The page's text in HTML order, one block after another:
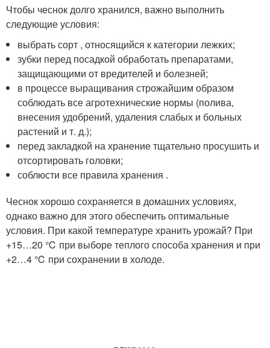
Чтобы чеснок долго хранился, важно выполнить
следующие условия:
выбрать сорт , относящийся к категории лежких;
зубки перед посадкой обработать препаратами,
защищающими от вредителей и болезней;
в процессе выращивания строжайшим образом
соблюдать все агротехнические нормы (полива,
внесения удобрений, удаления слабых и больных
растений и т. д.);
перед закладкой на хранение тщательно просушить и
отсортировать головки;
соблюсти все правила хранения .
Чеснок хорошо сохраняется в домашних условиях,
однако важно для этого обеспечить оптимальные
условия. При какой температуре хранить урожай? При
+15…20 ℃ при выборе теплого способа хранения и при
+2…4 ℃ при сохранении в холоде.